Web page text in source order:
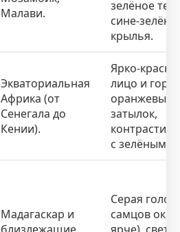
Малави.
зелёное
сине-
крылья.
Экваториальная
Африка (от
Сенегала до
Кении).
Ярко-
лицо и
оранжевый
затылок,
с зелёным
Мадагаскар и
Серая
самцов